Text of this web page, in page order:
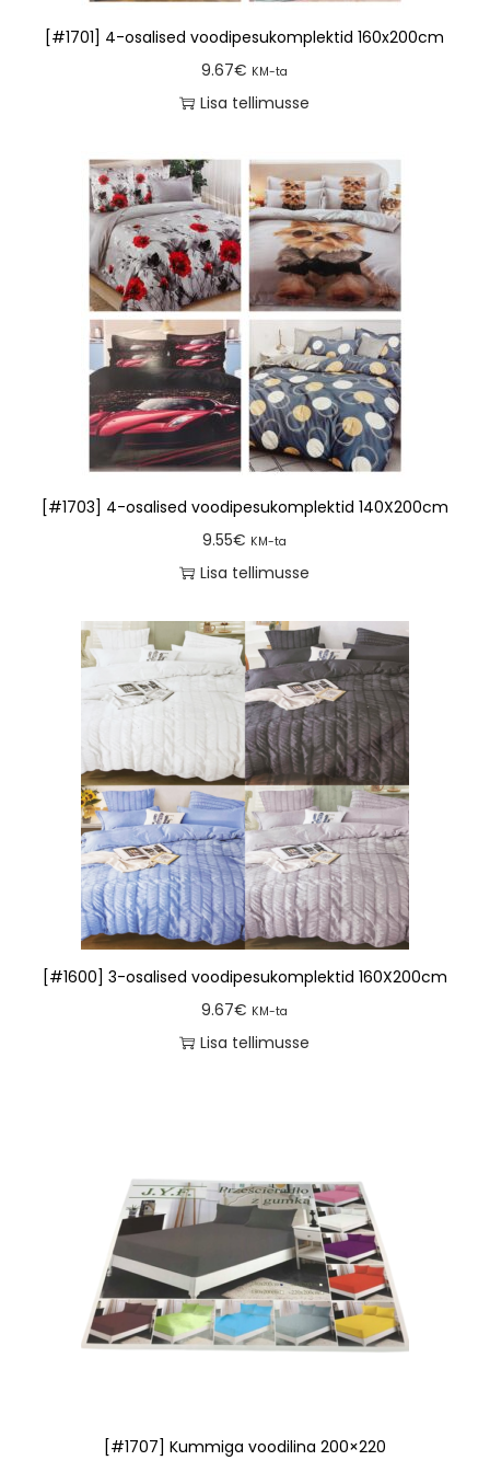
[#1701] 4-osalised voodipesukomplektid 160x200cm
9.67€ KM-ta
Lisa tellimusse
[#1703] 4-osalised voodipesukomplektid 140X200cm
9.55€ KM-ta
Lisa tellimusse
[#1600] 3-osalised voodipesukomplektid 160X200cm
9.67€ KM-ta
Lisa tellimusse
[#1707] Kummiga voodilina 200×220